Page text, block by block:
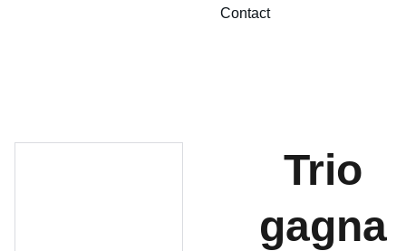
Contact
Trio
gagna